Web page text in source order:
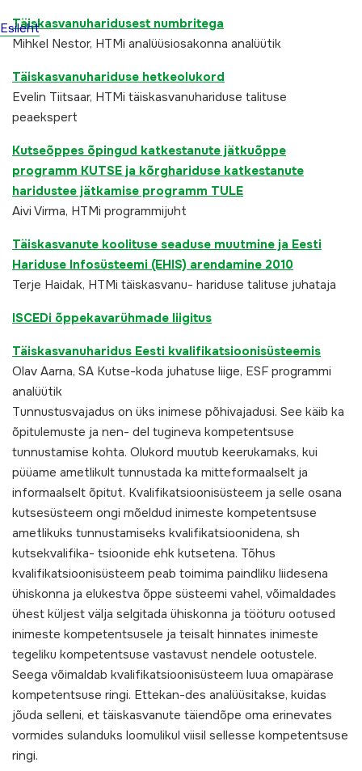
Esileht
Täiskasvanuharidusest numbritega
Mihkel Nestor, HTMi analüüsiosakonna analüütik
Täiskasvanuhariduse hetkeolukord
Evelin Tiitsaar, HTMi täiskasvanuhariduse talituse
peaekspert
Kutseõppes õpingud katkestanute jätkuõppe
programm KUTSE ja kõrghariduse katkestanute
haridustee jätkamise programm TULE
Aivi Virma, HTMi programmijuht
Täiskasvanute koolituse seaduse muutmine ja Eesti
Hariduse Infosüsteemi (EHIS) arendamine 2010
Terje Haidak, HTMi täiskasvanu- hariduse talituse juhataja
ISCEDi õppekavarühmade liigitus
Täiskasvanuharidus Eesti kvalifikatsioonisüsteemis
Olav Aarna, SA Kutse-koda juhatuse liige, ESF programmi
analüütik
Tunnustusvajadus on üks inimese põhivajadusi. See käib ka
õpitulemuste ja nen- del tugineva kompetentsuse
tunnustamise kohta. Olukord muutub keerukamaks, kui
püüame ametlikult tunnustada ka mitteformaalselt ja
informaalselt õpitut. Kvalifikatsioonisüsteem ja selle osana
kutsesüsteem ongi mõeldud inimeste kompetentsuse
ametlikuks tunnustamiseks kvalifikatsioonidena, sh
kutsekvalifika- tsioonide ehk kutsetena. Tõhus
kvalifikatsioonisüsteem peab toimima paindliku liidesena
ühiskonna ja elukestva õppe süsteemi vahel, võimaldades
ühest küljest välja selgitada ühiskonna ja tööturu ootused
inimeste kompetentsusele ja teisalt hinnates inimeste
tegeliku kompetentsuse vastavust nendele ootustele.
Seega võimaldab kvalifikatsioonisüsteem luua omapärase
kompetentsuse ringi. Ettekan-des analüüsitakse, kuidas
jõuda selleni, et täiskasvanute täiendõpe oma erinevates
vormides sulanduks loomulikul viisil sellesse kompetentsuse
ringi.